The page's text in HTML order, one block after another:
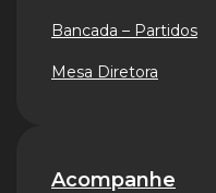
Bancada – Partidos
Mesa Diretora
Acompanhe